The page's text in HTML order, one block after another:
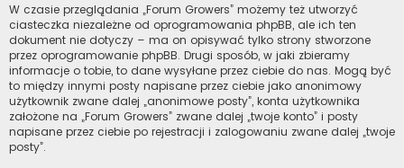
W czasie przeglądania „Forum Growers” możemy też utworzyć
ciasteczka niezależne od oprogramowania phpBB, ale ich ten
dokument nie dotyczy – ma on opisywać tylko strony stworzone
przez oprogramowanie phpBB. Drugi sposób, w jaki zbieramy
informacje o tobie, to dane wysyłane przez ciebie do nas. Mogą być
to między innymi posty napisane przez ciebie jako anonimowy
użytkownik zwane dalej „anonimowe posty”, konta użytkownika
założone na „Forum Growers” zwane dalej „twoje konto” i posty
napisane przez ciebie po rejestracji i zalogowaniu zwane dalej „twoje
posty”.